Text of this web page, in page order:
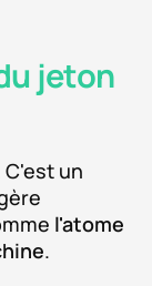
jeton
un
l'atome
.